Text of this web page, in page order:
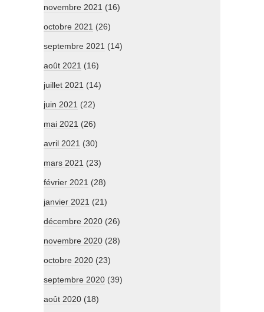
novembre 2021 (16)
octobre 2021 (26)
septembre 2021 (14)
août 2021 (16)
juillet 2021 (14)
juin 2021 (22)
mai 2021 (26)
avril 2021 (30)
mars 2021 (23)
février 2021 (28)
janvier 2021 (21)
décembre 2020 (26)
novembre 2020 (28)
octobre 2020 (23)
septembre 2020 (39)
août 2020 (18)